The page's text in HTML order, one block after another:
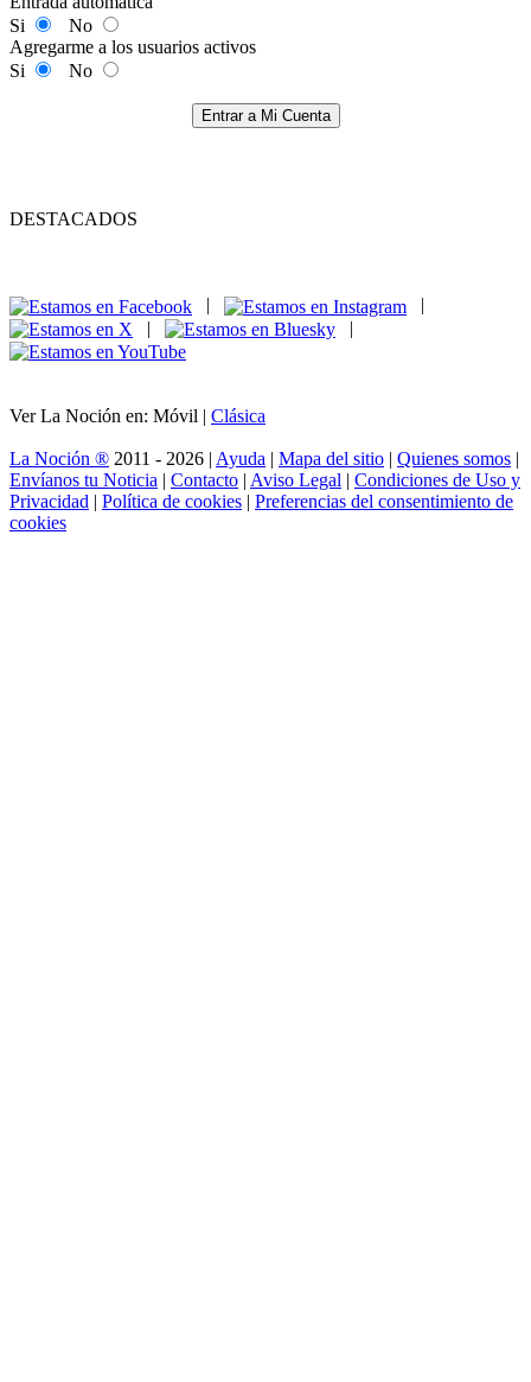
Si
No
Agregarme a los usuarios activos
Si
No
Entrar a Mi Cuenta
DESTACADOS
|
|
Ver La Noción en: Móvil | Clásica
La Noción ® 2011 - 2026 | Ayuda | Mapa del sitio | Quienes somos |
Envíanos tu Noticia | Contacto | Aviso Legal | Condiciones de Uso y
Privacidad | Política de cookies | Preferencias del consentimiento de
cookies